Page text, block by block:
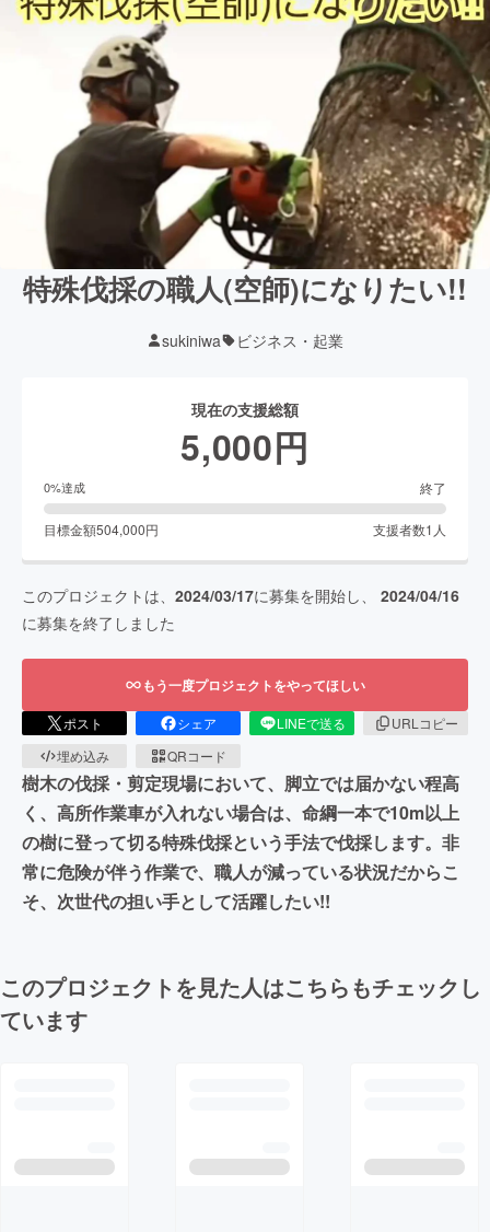
特殊伐採の職人(空師)になりたい!!
sukiniwa ビジネス・起業
現在の支援総額
5,000円
0%達成 終了
目標金額504,000円 支援者数1 人
このプロジェクトは、 2024/03/17に募集を開始し、 2024/04/16
に募集を終了しました
もう一度プロジェクトをやってほしい
ポスト シェア LINEで送る
URLコピー
埋め込み
QRコード
樹木の伐採・剪定現場において、脚立では届かない程高
く、高所作業車が入れない場合は、命綱一本で10m以上
の樹に登って切る特殊伐採という手法で伐採します。非
常に危険が伴う作業で、職人が減っている状況だからこ
そ、次世代の担い手として活躍したい!!
このプロジェクトを見た人はこちらもチェックし
ています